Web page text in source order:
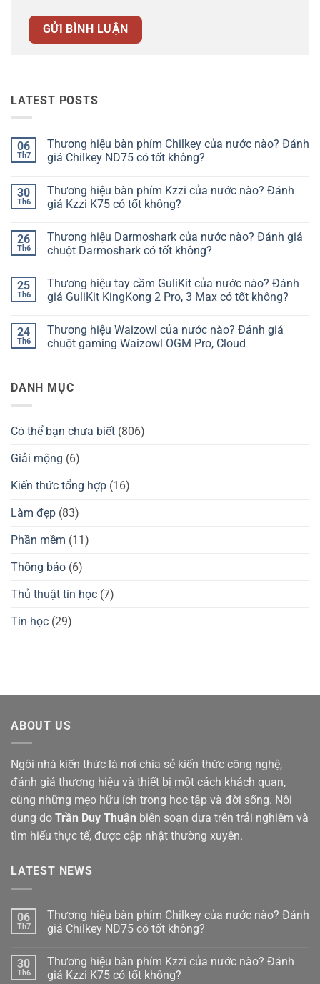
LATEST POSTS
06
Th7
Thương hiệu bàn phím Chilkey của nước nào? Đánh
giá Chilkey ND75 có tốt không?
bình
luận
ở
bàn
phím
Chilkey
nào?
Đánh
giá
tốt
không?
30
Th6
Thương hiệu bàn phím Kzzi của nước nào? Đánh
giá Kzzi K75 có tốt không?
bình
luận
ở
bàn
phím
Kzzi
nào?
Đánh
giá
tốt
không?
26
Th6
Thương hiệu Darmoshark của nước nào? Đánh giá
chuột Darmoshark có tốt không?
bình
luận
ở
Darmoshark
của
nước
chuột
Darmoshark
25
Th6
Thương hiệu tay cầm GuliKit của nước nào? Đánh
giá GuliKit KingKong 2 Pro, 3 Max có tốt không?
bình
luận
ở
cầm
GuliKit
Đánh
KingKong
3
tốt
24
Th6
Thương hiệu Waizowl của nước nào? Đánh giá
chuột gaming Waizowl OGM Pro, Cloud
luận
của
Đánh
gaming
OGM
Pro,
DANH MỤC
Có thể bạn chưa biết (806)
Giải mộng (6)
Kiến thức tổng hợp (16)
Làm đẹp (83)
Phần mềm (11)
Thông báo (6)
Thủ thuật tin học (7)
Tin học (29)
ABOUT US
Ngôi nhà kiến thức là nơi chia sẻ kiến thức công nghệ,
đánh giá thương hiệu và thiết bị một cách khách quan,
cùng những mẹo hữu ích trong học tập và đời sống. Nội
dung do Trần Duy Thuận biên soạn dựa trên trải nghiệm và
tìm hiểu thực tế, được cập nhật thường xuyên.
LATEST NEWS
06
Th7
Thương hiệu bàn phím Chilkey của nước nào? Đánh
giá Chilkey ND75 có tốt không?
bình
luận
ở
30
Th6
Thương hiệu bàn phím Kzzi của nước nào? Đánh
giá Kzzi K75 có tốt không?